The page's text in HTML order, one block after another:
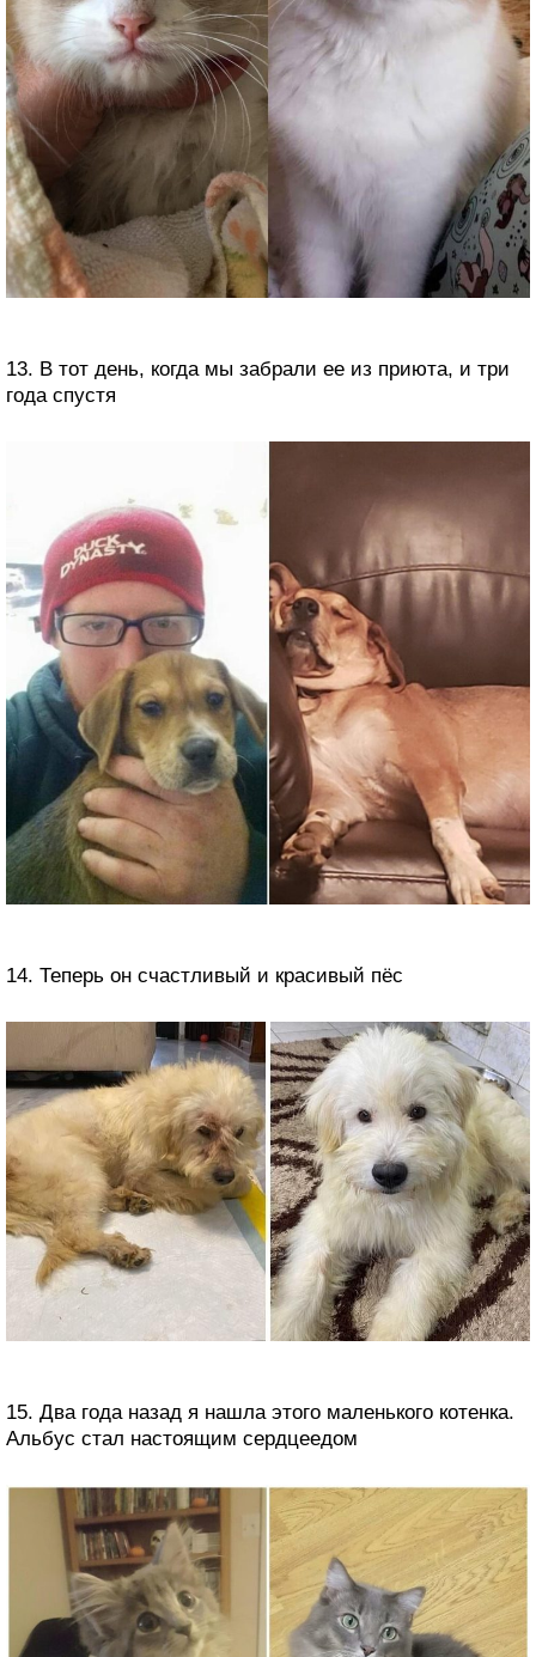
13. В тот день, когда мы забрали ее из приюта, и три
года спустя
14. Теперь он счастливый и красивый пёс
15. Два года назад я нашла этого маленького котенка.
Альбус стал настоящим сердцеедом